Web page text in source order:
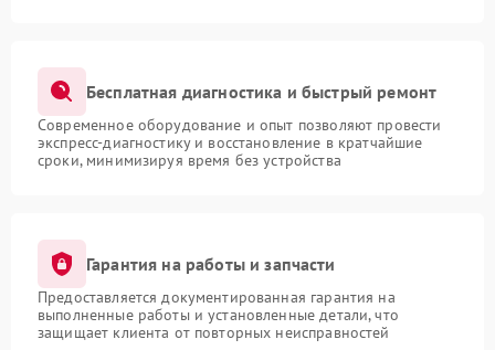
Бесплатная диагностика и быстрый ремонт
Современное оборудование и опыт позволяют провести
экспресс-диагностику и восстановление в кратчайшие
сроки, минимизируя время без устройства
Гарантия на работы и запчасти
Предоставляется документированная гарантия на
выполненные работы и установленные детали, что
защищает клиента от повторных неисправностей